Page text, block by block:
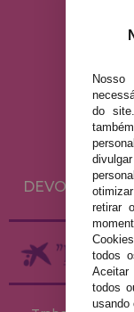
do
retirar
todos
todos
usando